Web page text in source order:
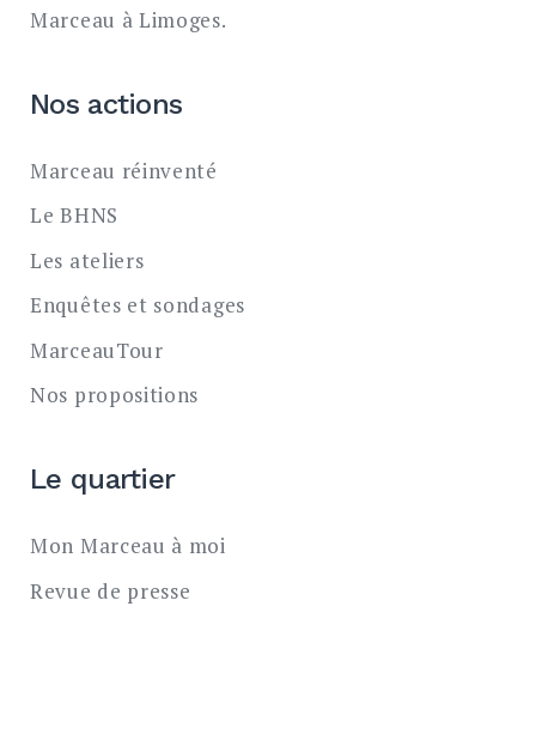
Marceau à Limoges.
Nos actions
Marceau réinventé
Le BHNS
Les ateliers
Enquêtes et sondages
MarceauTour
Nos propositions
Le quartier
Mon Marceau à moi
Revue de presse